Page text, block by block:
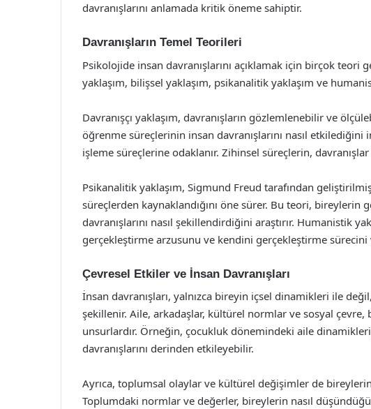
davranışlarını anlamada kritik öneme sahiptir.
Davranışların Temel Teorileri
Psikolojide insan davranışlarını açıklamak için birçok teori
yaklaşım, bilişsel yaklaşım, psikanalitik yaklaşım ve
Davranışçı yaklaşım, davranışların gözlemlenebilir ve
öğrenme süreçlerinin insan davranışlarını nasıl
işleme süreçlerine odaklanır. Zihinsel süreçlerin,
Psikanalitik yaklaşım, Sigmund Freud tarafından
süreçlerden kaynaklandığını öne sürer. Bu teori, bireylerin
davranışlarını nasıl şekillendirdiğini araştırır. Humanistik
gerçekleştirme arzusunu ve kendini gerçekleştirme sürecini
Çevresel Etkiler ve İnsan Davranışları
İnsan davranışları, yalnızca bireyin içsel dinamikleri ile
şekillenir. Aile, arkadaşlar, kültürel normlar ve sosyal çevre,
unsurlardır. Örneğin, çocukluk dönemindeki aile
davranışlarını derinden etkileyebilir.
Ayrıca, toplumsal olaylar ve kültürel değişimler de
Toplumdaki normlar ve değerler, bireylerin nasıl